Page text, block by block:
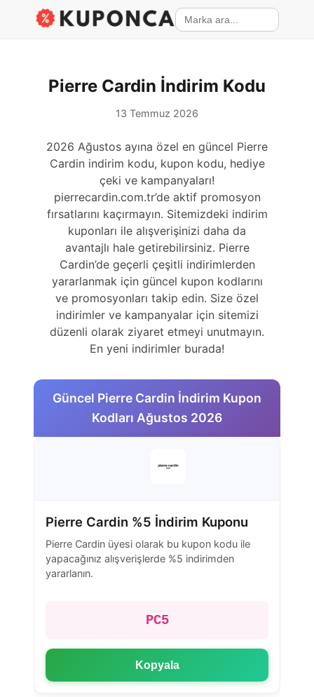
Pierre Cardin İndirim Kodu
13 Temmuz 2026
2026 Ağustos ayına özel en güncel Pierre
Cardin indirim kodu, kupon kodu, hediye
çeki ve kampanyaları!
pierrecardin.com.tr’de aktif promosyon
fırsatlarını kaçırmayın. Sitemizdeki indirim
kuponları ile alışverişinizi daha da
avantajlı hale getirebilirsiniz. Pierre
Cardin’de geçerli çeşitli indirimlerden
yararlanmak için güncel kupon kodlarını
ve promosyonları takip edin. Size özel
indirimler ve kampanyalar için sitemizi
düzenli olarak ziyaret etmeyi unutmayın.
En yeni indirimler burada!
Güncel Pierre Cardin İndirim Kupon
Kodları Ağustos 2026
Pierre Cardin %5 İndirim Kuponu
Pierre Cardin üyesi olarak bu kupon kodu ile
yapacağınız alışverişlerde %5 indirimden
yararlanın.
PC5
Kopyala